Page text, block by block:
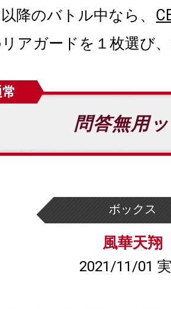
降のバトル中なら、
アガードを１枚選び
問答無用
ボックス
風華天翔
2021/11/01